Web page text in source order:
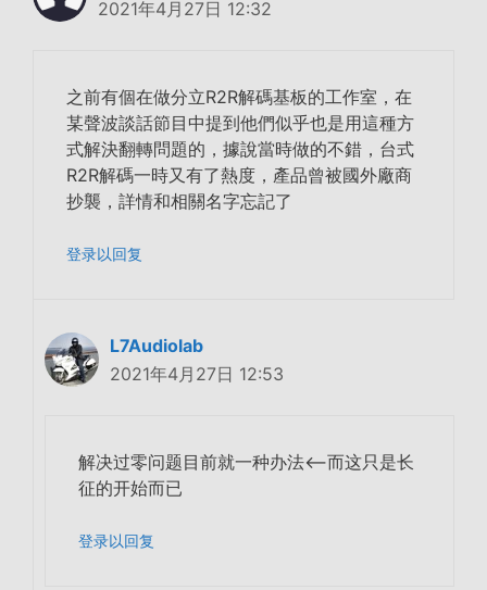
2021年4月27日 12:32
之前有個在做分立R2R解碼基板的工作室，在
某聲波談話節目中提到他們似乎也是用這種方
式解決翻轉問題的，據說當時做的不錯，台式
R2R解碼一時又有了熱度，產品曾被國外廠商
抄襲，詳情和相關名字忘記了
登录以回复
L7Audiolab
2021年4月27日 12:53
解决过零问题目前就一种办法<—而这只是长
征的开始而已
登录以回复